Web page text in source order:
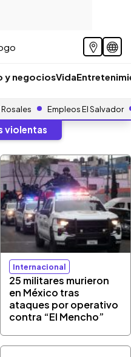
y negociosVida
Empleos El Salvador
violentas
Internacional
25 militares murieron
en México tras
ataques por operativo
contra “El Mencho”